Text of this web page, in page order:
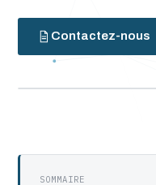
Contactez-nous
SOMMAIRE